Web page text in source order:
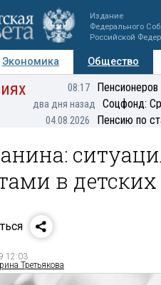
Издание
Федерального
Российской
Экономика Общество
Мнения
08:17
два дня назад Соцфонд:
04.08.2026 Пенсию по
в
12:03
Третьякова